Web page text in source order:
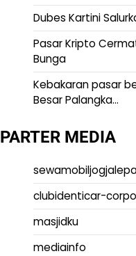
Dubes Kartini
Pasar Kripto
Bunga
Kebakaran pasar
Besar Palangka…
PARTER MEDIA
clubidenticar-
masjidku
mediainfo